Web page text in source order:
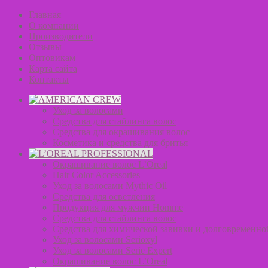
Главная
О компании
Производители
Отзывы
Оптовикам
Карта сайта
Контакты
Уход за волосами
Средства для стайлинга волос
Средства для окрашивания волос
Косметика и средства для бритья
Окрашивание волос L’Oreal
Hair Color Accessories
Уход за волосами Mythic Oil
Средства для осветления
Продукция для мужчин Homme
Средства для стайлинга волос
Средства для химической завивки и
Уход за волосами Serioxyl
Уход за волосами Serie Expert
Окрашивание волос L’Oreal